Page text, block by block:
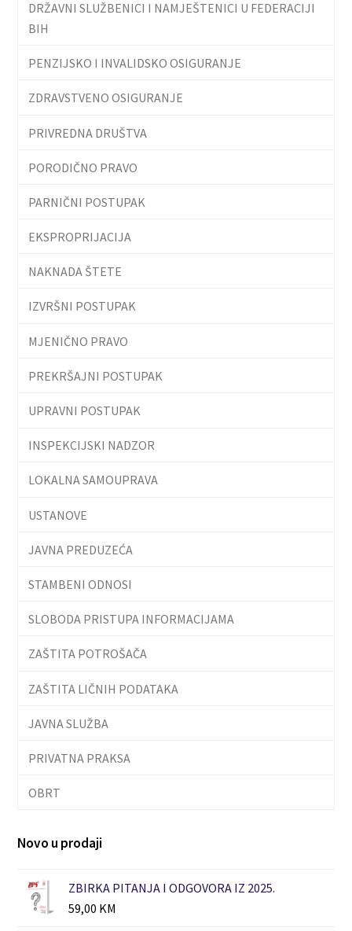
DRŽAVNI SLUŽBENICI I NAMJEŠTENICI U FEDERACIJI
BIH
PENZIJSKO I INVALIDSKO OSIGURANJE
ZDRAVSTVENO OSIGURANJE
PRIVREDNA DRUŠTVA
PORODIČNO PRAVO
PARNIČNI POSTUPAK
EKSPROPRIJACIJA
NAKNADA ŠTETE
IZVRŠNI POSTUPAK
MJENIČNO PRAVO
PREKRŠAJNI POSTUPAK
UPRAVNI POSTUPAK
INSPEKCIJSKI NADZOR
LOKALNA SAMOUPRAVA
USTANOVE
JAVNA PREDUZEĆA
STAMBENI ODNOSI
SLOBODA PRISTUPA INFORMACIJAMA
ZAŠTITA POTROŠAČA
ZAŠTITA LIČNIH PODATAKA
JAVNA SLUŽBA
PRIVATNA PRAKSA
OBRT
Novo u prodaji
ZBIRKA PITANJA I ODGOVORA IZ 2025.
59,00 KM